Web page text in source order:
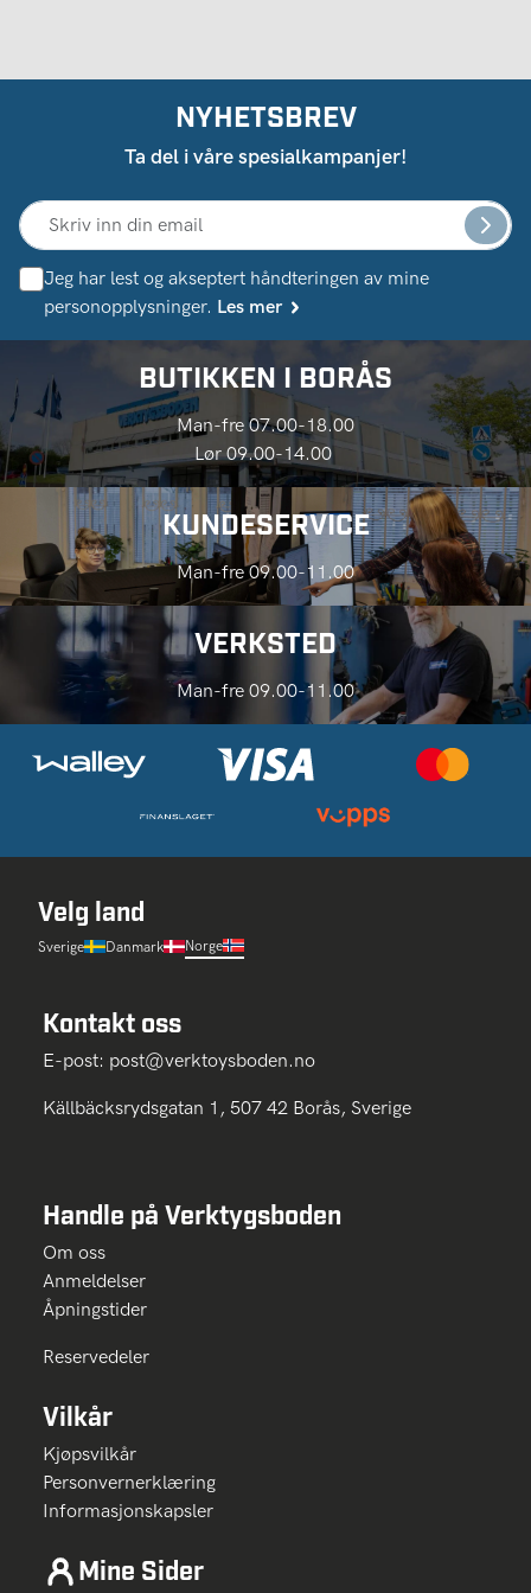
NYHETSBREV
Ta del i våre spesialkampanjer!
Jeg har lest og akseptert håndteringen av mine
personopplysninger. Les mer
BUTIKKEN I BORÅS
Man-fre 07.00-18.00
Lør 09.00-14.00
KUNDESERVICE
Man-fre 09.00-11.00
VERKSTED
Man-fre 09.00-11.00
Velg land
Sverige Danmark Norge
Kontakt oss
E-post: post@verktoysboden.no
Källbäcksrydsgatan 1, 507 42 Borås, Sverige
Handle på Verktygsboden
Om oss
Anmeldelser
Åpningstider
Reservedeler
Vilkår
Kjøpsvilkår
Personvernerklæring
Informasjonskapsler
Mine Sider